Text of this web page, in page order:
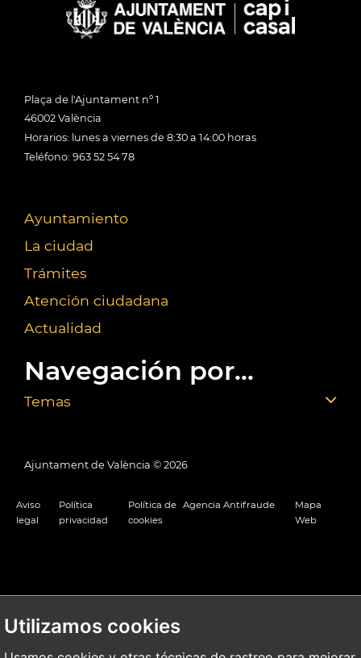
Utilizamos cookies
Plaça de l'Ajuntament nº 1
46002 València
Horarios: lunes a viernes de 8:30 a 14:00 horas
Teléfono: 963 52 54 78
Ayuntamiento
La ciudad
Trámites
Atención ciudadana
Actualidad
Navegación por...
Temas
Ajuntament de València © 2026
Aviso
legal
Política
privacidad
Política de
cookies
Agencia Antifraude
Mapa
Web